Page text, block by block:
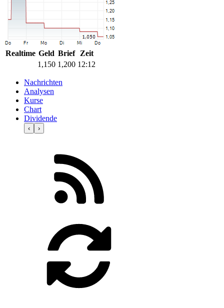
Realtime Geld Brief
Zeit
1,150 1,200 12:12
Nachrichten
Analysen
Kurse
Chart
Dividende
‹ ›